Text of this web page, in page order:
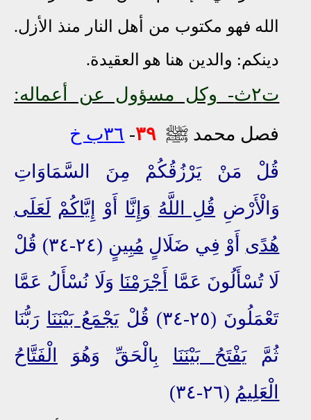
الله فهو مكتوب من أهل النار منذ الأزل.
دينكم: والدين هنا هو العقيدة.
ت٢ث
- وكل مسؤول عن أعماله:
فصل محمد ﷺ ٣٩- ٣٦ب خ
قُلْ مَنْ يَرْزُقُكُمْ مِنَ السَّمَاوَاتِ
وَالْأَرْضِ قُلِ اللَّهُ وَإِنَّا أَوْ إِيَّاكُمْ لَعَلَى
هُدًى أَوْ فِي ضَلَالٍ مُبِينٍ
(٢٤-٣٤) قُلْ
لَا تُسْأَلُونَ عَمَّا
أَجْرَمْنَا وَلَا نُسْأَلُ عَمَّا
تَعْمَلُونَ (٢٥-٣٤) قُلْ
يَجْمَعُ بَيْنَنَا رَبُّنَا
ثُمَّ يَفْتَحُ بَيْنَنَا بِالْحَقِّ وَهُوَ
الْفَتَّاحُ
الْعَلِيمُ (٢٦-٣٤)